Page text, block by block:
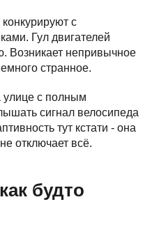
с
Гул двигателей
Возникает непривычное
странное.
улице с полным
сигнал велосипеда
тут кстати - она
отключает всё.
будто